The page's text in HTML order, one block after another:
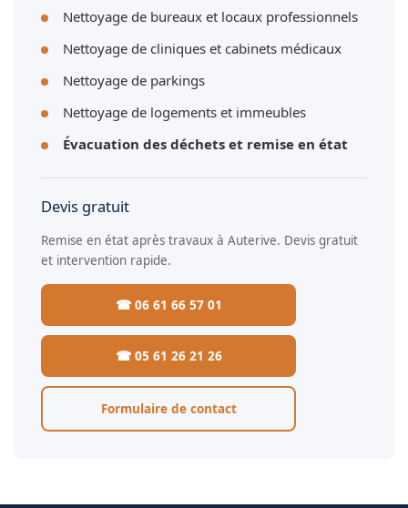
Nettoyage de bureaux et locaux professionnels
Nettoyage de cliniques et cabinets médicaux
Nettoyage de parkings
Nettoyage de logements et immeubles
Évacuation des déchets et remise en état
Devis gratuit
Remise en état après travaux à Auterive. Devis gratuit
et intervention rapide.
☎ 06 61 66 57 01
☎ 05 61 26 21 26
Formulaire de contact